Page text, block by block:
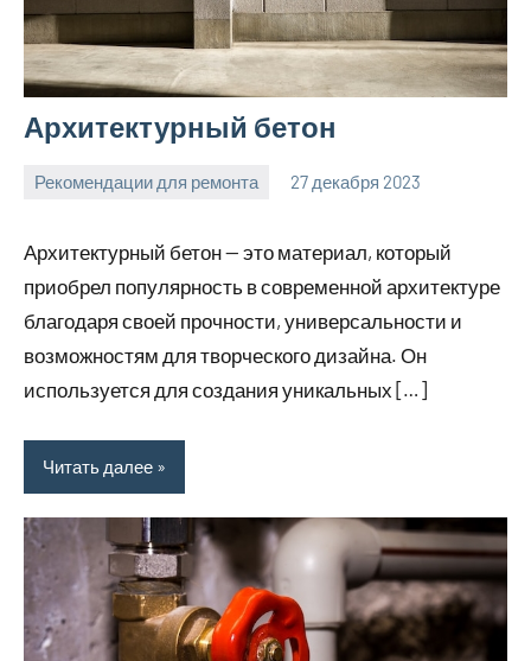
Архитектурный бетон
Рекомендации для ремонта 27 декабря 2023
Архитектурный бетон — это материал, который
приобрел популярность в современной архитектуре
благодаря своей прочности, универсальности и
возможностям для творческого дизайна. Он
используется для создания уникальных […]
Читать далее